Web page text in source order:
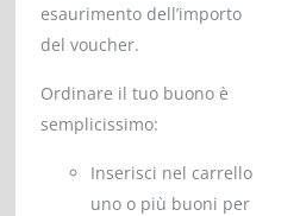
esaurimento dell’importo
del voucher.
Ordinare il tuo buono è
semplicissimo:
Inserisci nel carrello
uno o più buoni per